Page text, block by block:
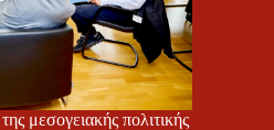
μεσογειακής πολιτικής